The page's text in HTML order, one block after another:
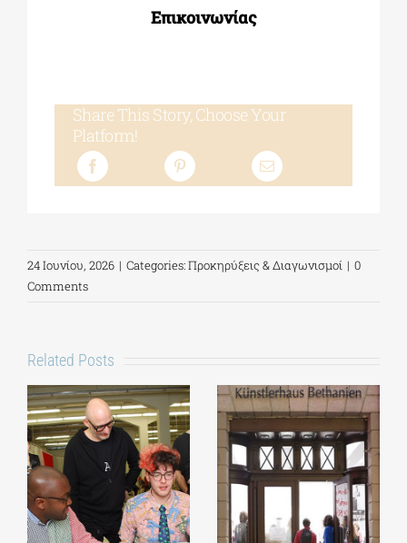
Επικοινωνίας
Share This Story, Choose Your
Platform!
24 Ιουνίου, 2026 | Categories:Προκηρύξεις & Διαγωνισμοί | 0
Comments
Related Posts